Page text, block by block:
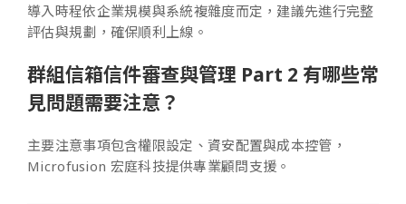
導入時程依企業規模與系統複雜度而定，建議先進行完整
評估與規劃，確保順利上線。
群組信箱信件審查與管理 Part 2 有哪些常
見問題需要注意？
主要注意事項包含權限設定、資安配置與成本控管，
Microfusion 宏庭科技提供專業顧問支援。